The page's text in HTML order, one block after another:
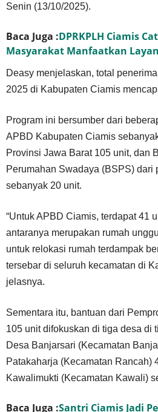
Senin (13/10/2025).
Baca Juga :DPRKPLH Ciamis
Masyarakat Manfaatkan
Deasy menjelaskan, total
2025 di Kabupaten Ciamis
Program ini bersumber dari
APBD Kabupaten Ciamis
Provinsi Jawa Barat 105 unit, dan
Perumahan Swadaya (BSPS) dari
sebanyak 20 unit.
“Untuk APBD Ciamis, terdapat 41
antaranya merupakan rumah
untuk relokasi rumah terdampak
tersebar di seluruh kecamatan di
jelasnya.
Sementara itu, bantuan dari
105 unit difokuskan di tiga desa di
Desa Banjarsari (Kecamatan
Patakaharja (Kecamatan Rancah)
Kawalimukti (Kecamatan Kawali)
Baca Juga :Santri Ciamis Jadi